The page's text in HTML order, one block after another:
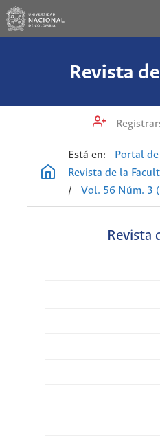
Revista
Está en: Portal
Revista de la
/
Vol. 56 Núm. 3
Revista